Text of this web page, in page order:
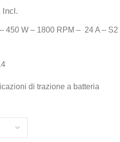
Incl.
450 W – 1800 RPM – 24 A – S2
di trazione a batteria